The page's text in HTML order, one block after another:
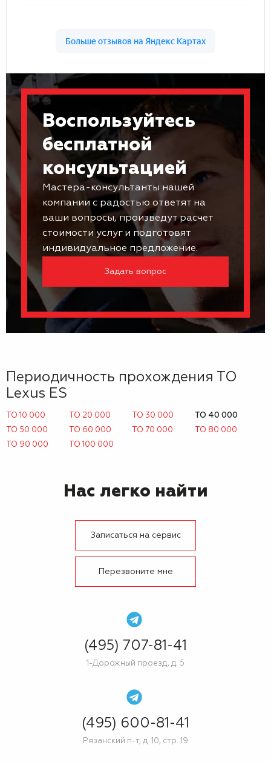
Воспользуйтесь
бесплатной
консультацией
Мастера-консультанты нашей
компании с радостью ответят на
ваши вопросы, произведут расчет
стоимости услуг и подготовят
индивидуальное предложение.
Задать вопрос
Периодичность прохождения ТО
Lexus ES
ТО 10 000 ТО 20 000 ТО 30 000
ТО 40 000
ТО 50 000
ТО 60 000 ТО 70 000
ТО 80 000
ТО 90 000
ТО 100 000
Нас легко найти
Записаться на сервис
Перезвоните мне
(495) 707-81-41
1-Дорожный проезд, д. 5
(495) 600-81-41
Рязанский п-т, д. 10, стр. 19